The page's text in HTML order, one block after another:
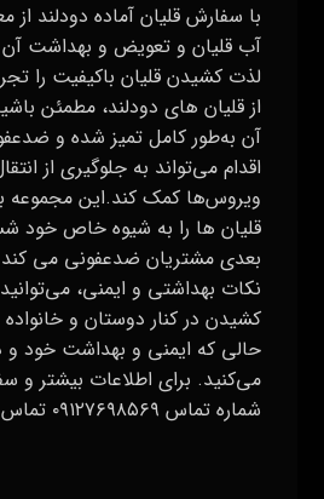
با سفارش قلیان آماده دودلند از
آب قلیان و تعویض و بهداشت
لذت کشیدن قلیان باکیفیت را
از قلیان های دودلند، مطمئن
آن به‌طور کامل تمیز شده و
اقدام می‌تواند به جلوگیری از
ویروس‌ها کمک کند.این مجموعه
قلیان ها را به شیوه خاص خود
بعدی مشتریان ضدعفونی می
نکات بهداشتی و ایمنی،
کشیدن در کنار دوستان و خانواده
حالی که ایمنی و بهداشت خود و
می‌کنید. برای اطلاعات بیشتر و
شماره تماس ۰۹۱۲۷۶۹۸۵۶۹ تماس حاصل فرمایید.